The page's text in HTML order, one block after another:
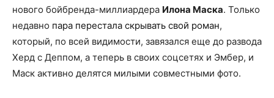
нового бойбренда-миллиардера Илона Маска. Только
недавно пара перестала скрывать свой роман,
который, по всей видимости, завязался еще до развода
Херд с Деппом, а теперь в своих соцсетях и Эмбер, и
Маск активно делятся милыми совместными фото.